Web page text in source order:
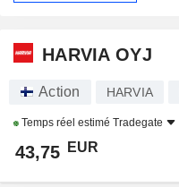
HARVIA OYJ
Action HARVIA
Temps réel estimé Tradegate
43,75 EUR